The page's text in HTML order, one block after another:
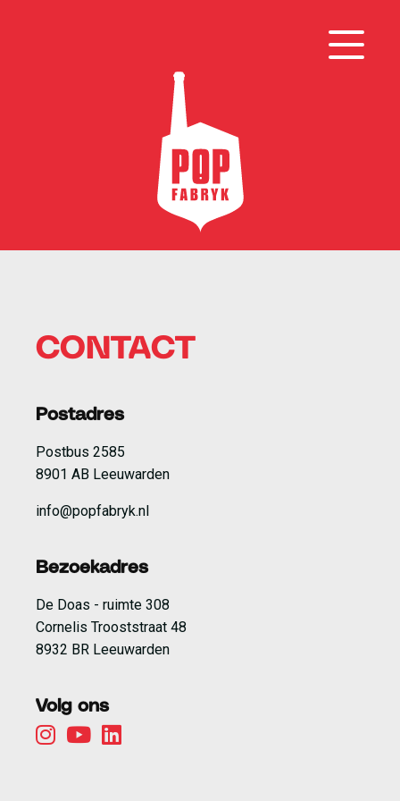
CONTACT
Postadres
Postbus 2585
8901 AB Leeuwarden
info@popfabryk.nl
Bezoekadres
De Doas - ruimte 308
Cornelis Trooststraat 48
8932 BR Leeuwarden
Volg ons